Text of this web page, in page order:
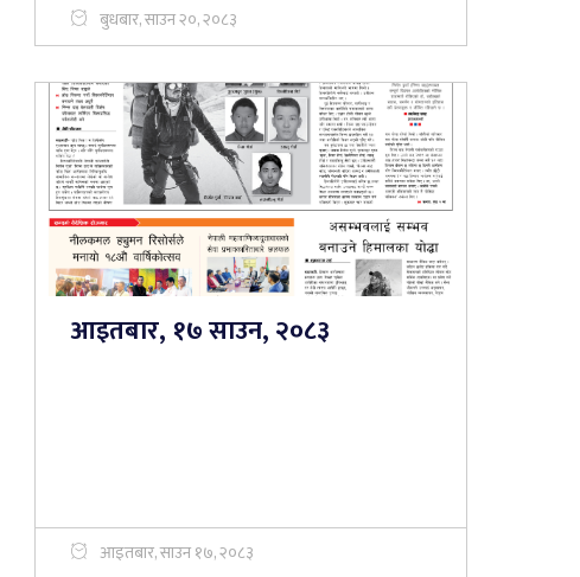
बुधबार, साउन २०, २०८३
आइतबार, १७ साउन, २०८३
आइतबार, साउन १७, २०८३